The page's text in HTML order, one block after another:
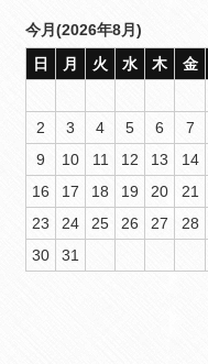
今月(2026年8月)
日
月 火 水 木 金
2
3 4 5 6 7
9
10 11 12 13 14
16
17 18 19 20 21
23
24 25 26 27 28
30
31